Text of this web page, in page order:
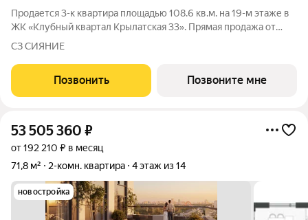
Продается 3-к квартира площадью 108.6 кв.м. на 19-м этаже в
ЖК «Клубный квартал Крылатская 33». Прямая продажа от
застройщика! Крылатская 33 - проект премиум-класса на
«Сияние». Комплекс расположен
СЗ СИЯНИЕ
Позвонить Позвоните мне
53 505 360 ₽
от 192 210 ₽ в месяц
71,8 м²
2-комн. квартира 4 этаж из 14
новостройка